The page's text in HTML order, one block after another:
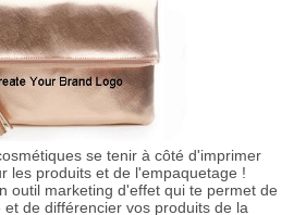
se tenir à côté d'imprimer
les produits et de l'empaquetage !
outil marketing d'effet qui te permet de
de différencier vos produits de la